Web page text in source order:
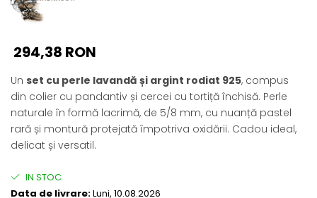
294,38 RON
Un set cu perle lavandă și argint rodiat 925, compus
din colier cu pandantiv și cercei cu tortiță închisă. Perle
naturale în formă lacrimă, de 5/8 mm, cu nuanță pastel
rară și montură protejată împotriva oxidării. Cadou ideal,
delicat și versatil.
IN STOC
Data de livrare:Luni, 10.08.2026